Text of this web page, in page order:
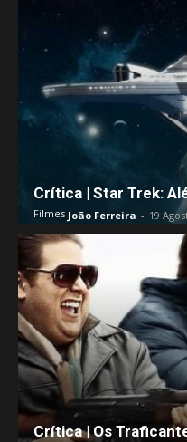
Crítica | Star Trek:
Filmes João Ferreira - 19
Crítica | Os